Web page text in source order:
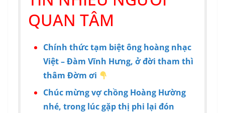
QUAN TÂM
Chính thức tạm biệt ông hoàng nhạc
Việt – Đàm Vĩnh Hưng, ở đời tham thì
thâm Đờm ơi
Chúc mừng vợ chồng Hoàng Hường
nhé, trong lúc gặp thị phi lại đón